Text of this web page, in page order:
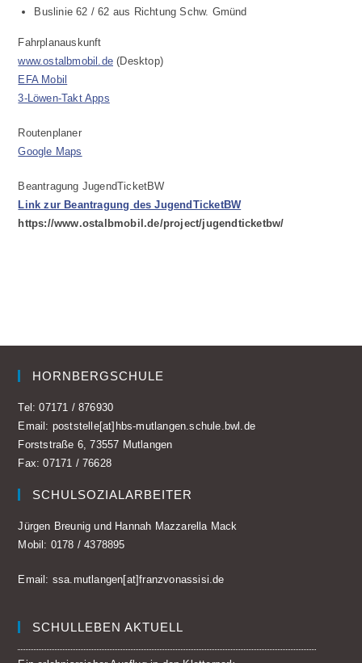
Buslinie 62 / 62 aus Richtung Schw. Gmünd
Fahrplanauskunft
www.ostalbmobil.de (Desktop)
EFA Mobil
3-Löwen-Takt Apps
Routenplaner
Google Maps
Beantragung JugendTicketBW
Link zur Beantragung des JugendTicketBW
https://www.ostalbmobil.de/project/jugendticketbw/
HORNBERGSCHULE
Tel:07171 / 876930
Email: poststelle[at]hbs-mutlangen.schule.bwl.de
Forststraße 6, 73557 Mutlangen
Fax: 07171 / 76628
SCHULSOZIALARBEITER
Jürgen Breunig und Hannah Mazzarella Mack
Mobil: 0178 / 4378895
Email: ssa.mutlangen[at]franzvonassisi.de
SCHULLEBEN AKTUELL